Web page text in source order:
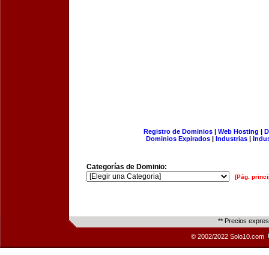
Registro de Dominios| Web Hosting |
Dominios Expirados | Industrias |
Categorías de Dominio:
[Pág.
** Precios
© 2002/2022 Solo10.com